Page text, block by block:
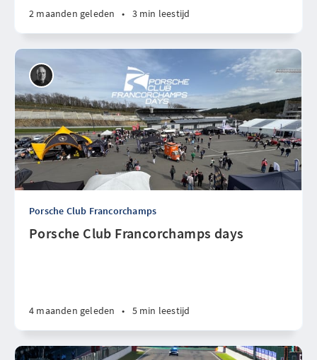
2 maanden geleden • 3 min leestijd
Porsche Club Francorchamps
Porsche Club Francorchamps days
4 maanden geleden • 5 min leestijd